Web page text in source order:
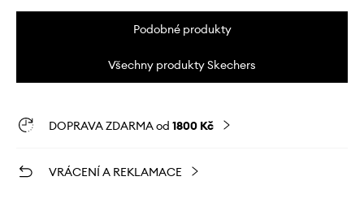
Podobné produkty
Všechny produkty Skechers
DOPRAVA ZDARMA od 1800 Kč
VRÁCENÍ A REKLAMACE